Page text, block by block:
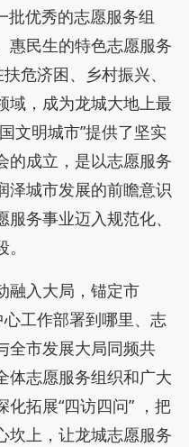
批优秀的志愿服务组
惠民生的特色志愿服务
危济困、乡村振兴、
域，成为龙城大地上最
文明城市”提供了坚实
的成立，是以志愿服务
泽城市发展的前瞻意识
务事业迈入规范化、
融入大局，锚定市
心工作部署到哪里、志
全市发展大局同频共
体志愿服务组织和广大
拓展“四访四问” ，把
坎上，让龙城志愿服务